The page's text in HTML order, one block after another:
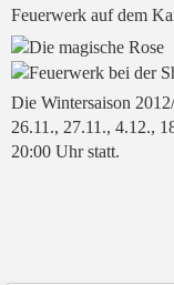
Feuerwerk auf dem
Die Wintersaison
26.11., 27.11., 4.12.,
20:00 Uhr statt.